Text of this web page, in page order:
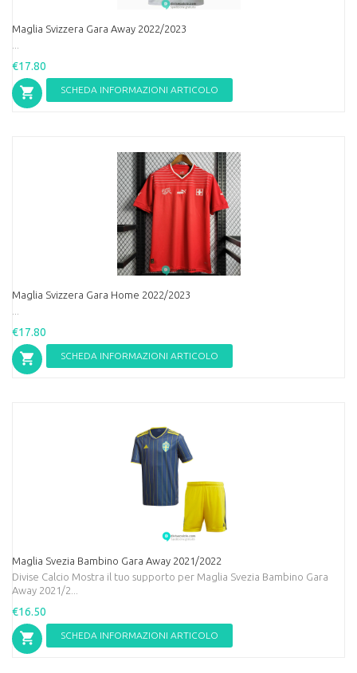
Maglia Svizzera Gara Away 2022/2023
€17.80
SCHEDA INFORMAZIONI ARTICOLO
Maglia Svizzera Gara Home 2022/2023
€17.80
SCHEDA INFORMAZIONI ARTICOLO
Maglia Svezia Bambino Gara Away 2021/2022
Divise Calcio Mostra il tuo supporto per Maglia Svezia Bambino Gara
Away 2021/2...
€16.50
SCHEDA INFORMAZIONI ARTICOLO